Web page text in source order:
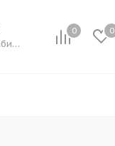
0 0
Мой кабинет